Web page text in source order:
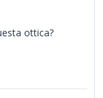
ottica?